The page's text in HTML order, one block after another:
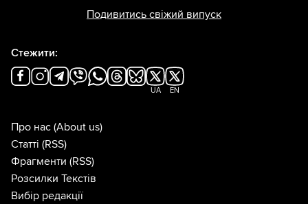
Подивитись свіжий випуск
Стежити:
UA EN
Про нас (About us)
Статті (RSS)
Фрагменти (RSS)
Розсилки Текстів
Вибір редакції